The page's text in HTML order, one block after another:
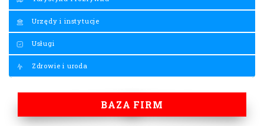
Urzędy i instytucje
Usługi
Zdrowie i uroda
BAZA FIRM